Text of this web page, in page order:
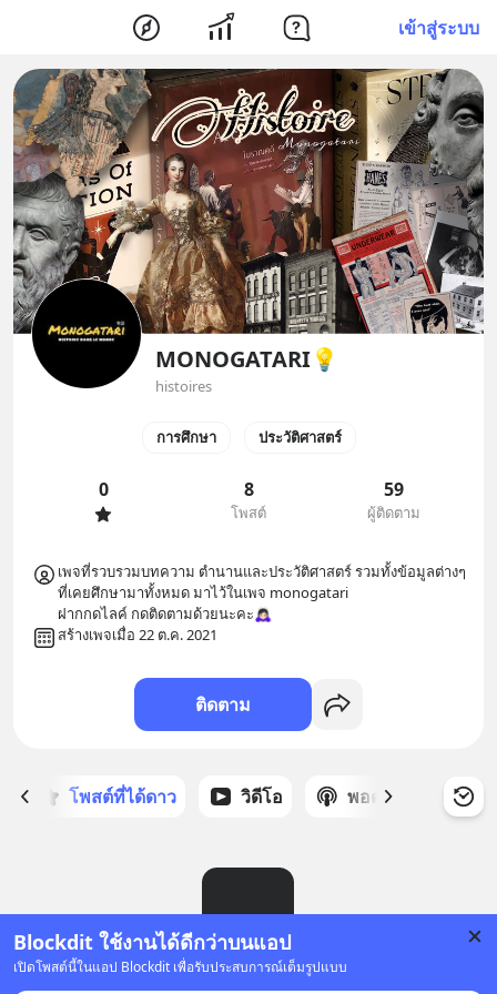
เข้าสู่ระบบ
Blockdit ใช้งานได้ดีกว่าบนแอป
เปิดโพสต์นี้ในแอป Blockdit เพื่อรับประสบการณ์เต็มรูปแบบ
MONOGATARI💡
histoires
การศึกษา ประวัติศาสตร์
0 8
โพสต์
59
ผู้ติดตาม
เพจที่รวบรวมบทความ ตำนานและประวัติศาสตร์ รวมทั้งข้อมูลต่างๆ
ที่เคยศึกษามาทั้งหมด มาไว้ในเพจ monogatari
ฝากกดไลค์ กดติดตามด้วยนะคะ🙇🏻‍♀️
สร้างเพจเมื่อ 22 ต.ค. 2021
ติดตาม
โพสต์ที่ได้ดาว วิดีโอ พอดแคสต์